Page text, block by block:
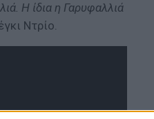
Η ίδια η Γαρυφαλλιά
Ντρίο.